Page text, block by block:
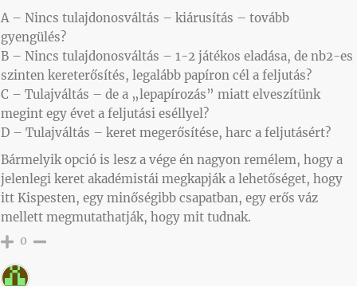
A – Nincs tulajdonosváltás – kiárusítás – tovább
gyengülés?
B – Nincs tulajdonosváltás – 1-2 játékos eladása, de nb2-es
szinten kereterősítés, legalább papíron cél a feljutás?
C – Tulajváltás – de a „lepapírozás” miatt elveszítünk
megint egy évet a feljutási eséllyel?
D – Tulajváltás – keret megerősítése, harc a feljutásért?
Bármelyik opció is lesz a vége én nagyon remélem, hogy a
jelenlegi keret akadémistái megkapják a lehetőséget, hogy
itt Kispesten, egy minőségibb csapatban, egy erős váz
mellett megmutathatják, hogy mit tudnak.
0